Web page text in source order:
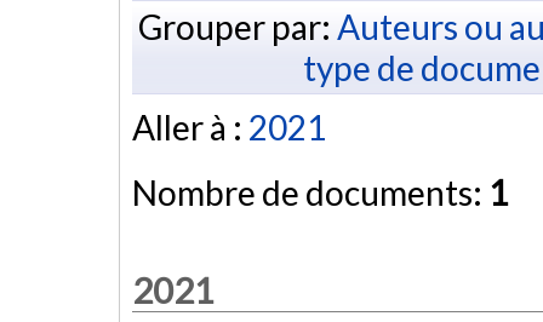
Grouper par: Auteurs ou
type de
Aller à : 2021
Nombre de documents: 1
2021